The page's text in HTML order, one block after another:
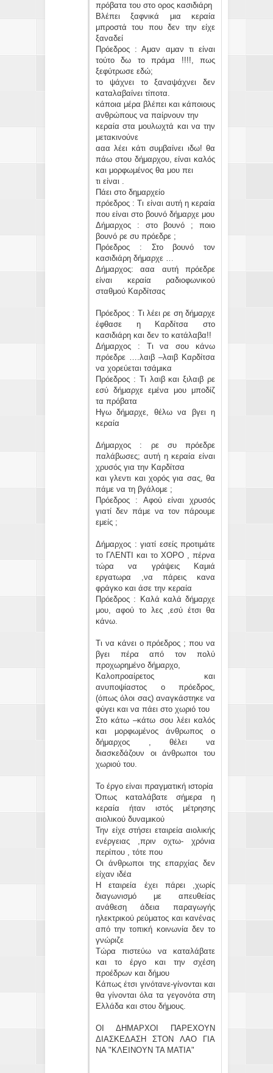
πρόβατα του στο ορος κασιδιάρη
Βλέπει ξαφνικά μια κεραία
μπροστά του που δεν την είχε
ξαναδεί
Πρόεδρος : Αμαν αμαν τι είναι
τούτο δω το πράμα !!!!, πως
ξεφύτρωσε εδώ;
το ψάχνει το ξαναψάχνει δεν
καταλαβαίνει τίποτα.
κάποια μέρα βλέπει και κάποιους
ανθρώπους να παίρνουν την
κεραία στα μουλωχτά και να την
μετακινούνε
ααα λέει κάτι συμβαίνει ιδω! θα
πάω στου δήμαρχου, είναι καλός
και μορφωμένος θα μου πει
τι είναι .
Πάει στο δημαρχείο
πρόεδρος : Τι είναι αυτή η κεραία
που είναι στο βουνό δήμαρχε μου
Δήμαρχος : στο βουνό ; ποιο
βουνό ρε συ πρόεδρε ;
Πρόεδρος : Στο βουνό τον
κασιδιάρη δήμαρχε …
Δήμαρχος: ααα αυτή πρόεδρε
είναι κεραία ραδιοφωνικού
σταθμού Καρδίτσας
Πρόεδρος : Τι λέει ρε ση δήμαρχε
έφθασε η Καρδίτσα στο
κασιδιάρη και δεν το κατάλαβα!!
Δήμαρχος : Τι να σου κάνω
πρόεδρε ….λαιβ –λαιβ Καρδίτσα
να χορεύεται τσάμικα
Πρόεδρος : Τι λαιβ και ξιλαιβ ρε
εσύ δήμαρχε εμένα μου μποδίζ
τα πρόβατα
Hγω δήμαρχε, θέλω να βγει η
κεραία
Δήμαρχος : ρε συ πρόεδρε
παλάβωσες; αυτή η κεραία είναι
χρυσός για την Καρδίτσα
και γλεντι και χορός για σας, θα
πάμε να τη βγάλομε ;
Πρόεδρος : Αφού είναι χρυσός
γιατί δεν πάμε να τον πάρουμε
εμείς ;
Δήμαρχος : γιατί εσείς προτιμάτε
το ΓΛΕΝΤΙ και το ΧΟΡΟ , πέρνα
τώρα να γράψεις Καμιά
εργατωρα ,να πάρεις κανα
φράγκο και άσε την κεραία
Πρόεδρος : Καλά καλά δήμαρχε
μου, αφού το λες ,εσύ έτσι θα
κάνω.
Τι να κάνει ο πρόεδρος ; που να
βγει πέρα από τον πολύ
προχωρημένο δήμαρχο,
Καλοπροαίρετος και
ανυποψίαστος ο πρόεδρος,
(όπως όλοι σας) αναγκάστηκε να
φύγει και να πάει στο χωριό του
Στο κάτω –κάτω σου λέει καλός
και μορφωμένος άνθρωπος ο
δήμαρχος , θέλει να
διασκεδάζουν οι άνθρωποι του
χωριού του.
Το έργο είναι πραγματική ιστορία
Όπως καταλάβατε σήμερα η
κεραία ήταν ιστός μέτρησης
αιολικού δυναμικού
Την είχε στήσει εταιρεία αιολικής
ενέργειας ,πριν οχτω- χρόνια
περίπου , τότε που
Οι άνθρωποι της επαρχίας δεν
είχαν ιδέα
Η εταιρεία έχει πάρει ,χωρίς
διαγωνισμό με απευθείας
ανάθεση άδεια παραγωγής
ηλεκτρικού ρεύματος και κανένας
από την τοπική κοινωνία δεν το
γνώριζε
Τώρα πιστεύω να καταλάβατε
και το έργο και την σχέση
προέδρων και δήμου
Κάπως έτσι γινότανε-γίνονται και
θα γίνονται όλα τα γεγονότα στη
Ελλάδα και στου δήμους.
ΟΙ ΔΗΜΑΡΧΟΙ ΠΑΡΕΧΟΥΝ
ΔΙΑΣΚΕΔΑΣΗ ΣΤΟΝ ΛΑΟ ΓΙΑ
ΝΑ "ΚΛΕΙΝΟΥΝ ΤΑ ΜΑΤΙΑ"